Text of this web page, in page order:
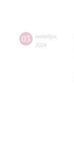
03 октября
2024